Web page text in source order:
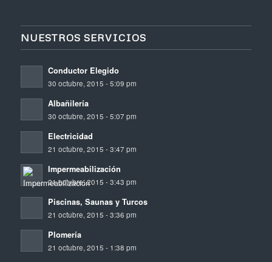
NUESTROS SERVICIOS
Conductor Elegido
30 octubre, 2015 - 5:09 pm
Albañilería
30 octubre, 2015 - 5:07 pm
Electricidad
21 octubre, 2015 - 3:47 pm
Impermeabilización
21 octubre, 2015 - 3:43 pm
Piscinas, Saunas y Turcos
21 octubre, 2015 - 3:36 pm
Plomería
21 octubre, 2015 - 1:38 pm